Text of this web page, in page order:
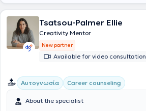
Tsatsou-Palmer Ellie
Creativity Mentor
New partner
Available for video consultation
Αυτογνωσία Career counseling
About the specialist